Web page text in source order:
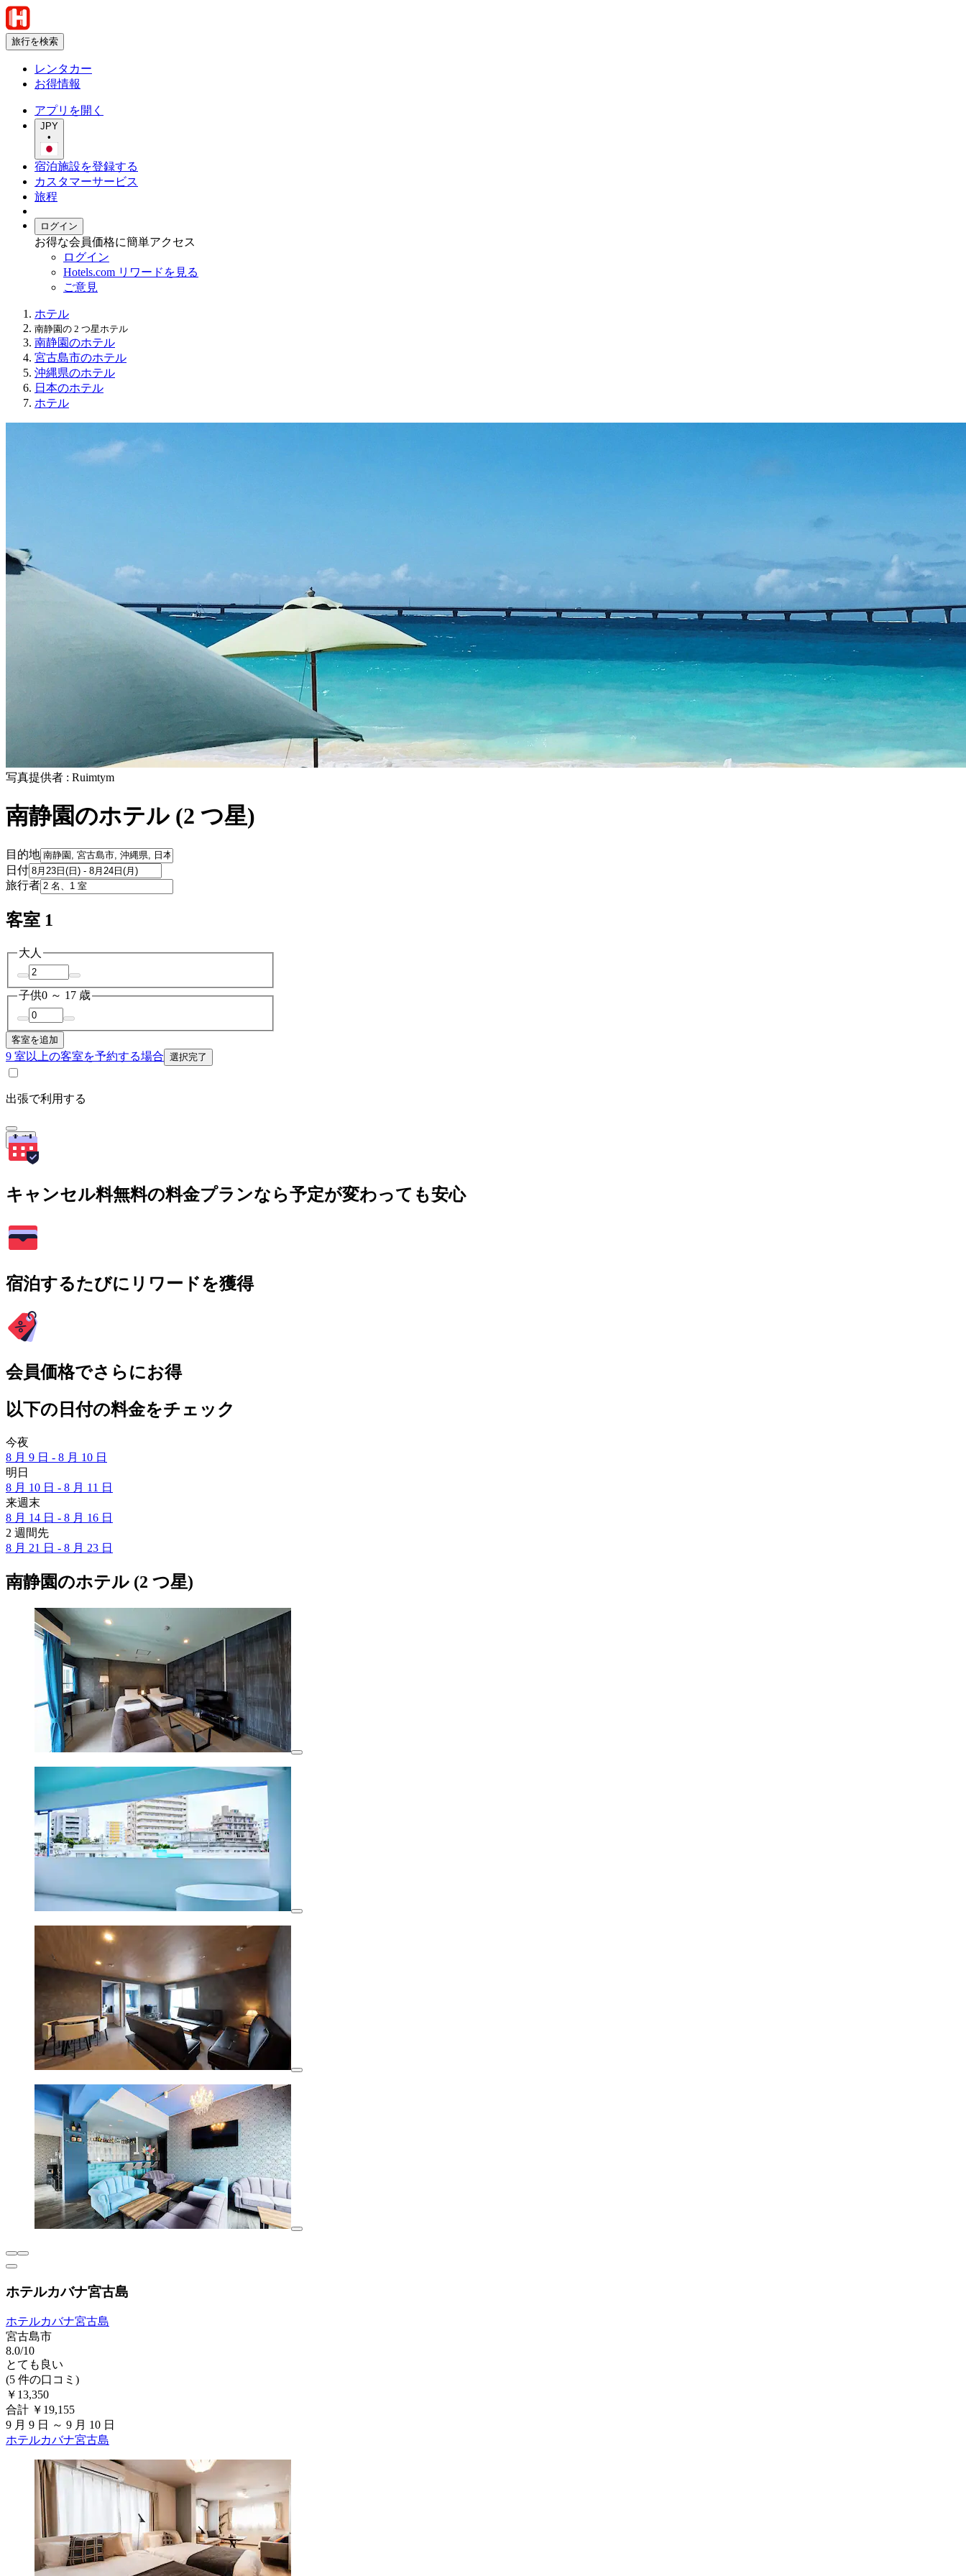
旅行を検索
レンタカー
お得情報
アプリを開く
JPY
•
宿泊施設を登録する
カスタマーサービス
旅程
ログイン
お得な会員価格に簡単アクセス
ログイン
Hotels.com リワードを見る
ご意見
ホテル
南静園の 2 つ星ホテル
南静園のホテル
宮古島市のホテル
沖縄県のホテル
日本のホテル
ホテル
写真提供者 : Ruimtym
南静園のホテル (2 つ星)
目的地
日付
旅行者
客室 1
大人
子供0 ～ 17 歳
客室を追加
9 室以上の客室を予約する場合 選択完了
出張で利用する
検索
キャンセル料無料の料金プランなら予定が変わっても安心
宿泊するたびにリワードを獲得
会員価格でさらにお得
以下の日付の料金をチェック
今夜
8 月 9 日 - 8 月 10 日
明日
8 月 10 日 - 8 月 11 日
来週末
8 月 14 日 - 8 月 16 日
2 週間先
8 月 21 日 - 8 月 23 日
南静園のホテル (2 つ星)
ホテルカバナ宮古島
ホテルカバナ宮古島
宮古島市
8.0/10
とても良い
(5 件の口コミ)
￥13,350
合計 ￥19,155
9 月 9 日 ～ 9 月 10 日
ホテルカバナ宮古島